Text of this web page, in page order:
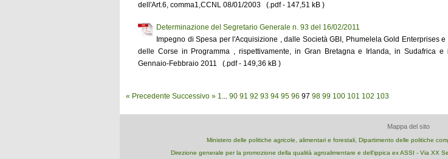
dell'Art.6, comma1,CCNL 08/01/2003 (.pdf - 147,51 kB )
Determinazione del Segretario Generale n. 93 del 16/02/2011
Impegno di Spesa per l'Acquisizione , dalle Società GBI, Phumelela Gold Enterprises
delle Corse in Programma , rispettivamente, in Gran Bretagna e Irlanda, in Sudafrica e
Gennaio-Febbraio 2011 (.pdf - 149,36 kB )
« Precedente Successivo » 1... 90 91 92 93 94 95 96 97 98 99 100 101 102 103
Mappa del sito
Ministero delle politiche agricole, alimentari e forestali, Dipartimento delle politiche
Direzione generale per la promozione della qualità agroalimentare e dell'ippica ex ASSI - Via XX